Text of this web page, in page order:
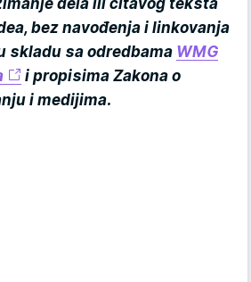
bez navođenja i linkovanja
skladu sa odredbama WMG
i propisima Zakona o
i medijima.